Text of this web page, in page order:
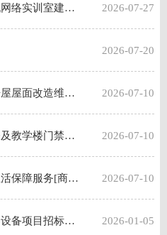
江西工商职业技术学院计算机网络实训室建设及网络布 线实训工程建设项目招标公告 2026-07-27
2026-07-20
江西工商职业技术学院校园房屋屋面改造维修工程公开招标公告 2026-07-10
江西工商职业技术学院宿舍楼及教学楼门禁系统、智慧一卡通系统及超聚变服务器建设项目招标公告 2026-07-10
江西工商职业技术学院校内生活保障服务[商业街（含校园超市）]经营服务项目招标公告 2026-07-10
江西工商职业技术学院服务器设备项目招标公告 2026-01-05